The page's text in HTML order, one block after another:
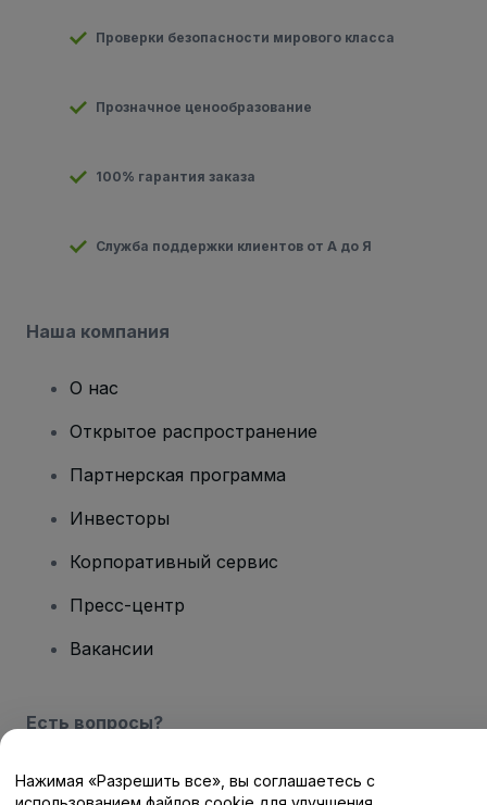
Проверки безопасности мирового класса
Прозначное ценообразование
100% гарантия заказа
Служба поддержки клиентов от А до Я
Наша компания
О нас
Открытое распространение
Партнерская программа
Инвесторы
Корпоративный сервис
Пресс-центр
Вакансии
Есть вопросы?
Центр помощи / Свяжитесь с нами
Нажимая «Разрешить все», вы соглашаетесь с